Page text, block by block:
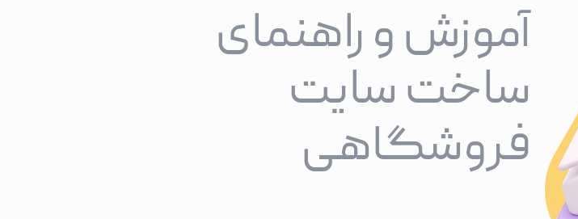
آموزش و راهنمای
ساخت سایت
فروشگاهی